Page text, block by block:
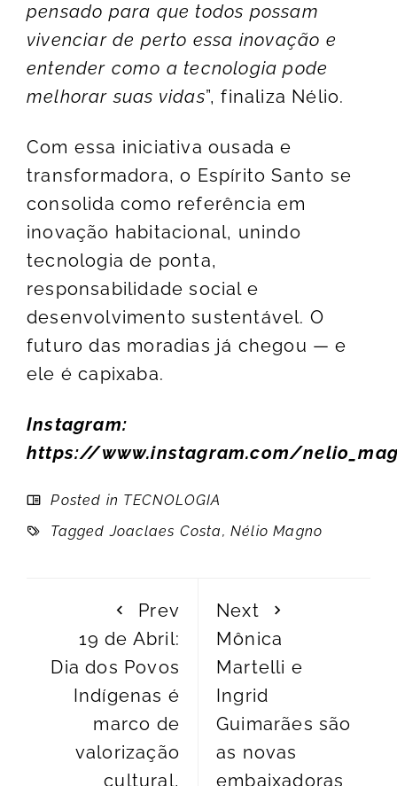
pensado para que todos possam
vivenciar de perto essa inovação e
entender como a tecnologia pode
melhorar suas vidas”, finaliza Nélio.
Com essa iniciativa ousada e
transformadora, o Espírito Santo se
consolida como referência em
inovação habitacional, unindo
tecnologia de ponta,
responsabilidade social e
desenvolvimento sustentável. O
futuro das moradias já chegou — e
ele é capixaba.
Instagram:
https://www.instagram.com/
Posted in TECNOLOGIA
TaggedJoaclaes Costa,Nélio Magno
Prev
19 de Abril:
Dia dos Povos
Indígenas é
marco de
valorização
cultural,
Next
Mônica
Martelli e
Ingrid
Guimarães são
as novas
embaixadoras